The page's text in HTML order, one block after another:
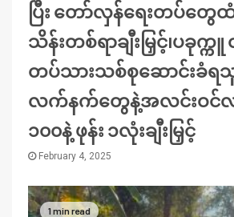
ပြီး တော်လှန်ရေးတပ်တွ
သိန်းတစ်ရာချီးမြှင့်၊ပခုက္
တပ်သားသစ်စုဆောင်းခံရ
လက်နက်တွေနဲ့အလင်းဝင်
၁၀၀နဲ့ ဖုန်း ၁လုံးချီးမြှင့်
February 4, 2025
1 min read